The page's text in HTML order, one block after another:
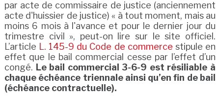
par acte de commissaire de justice (anciennement
acte d'huissier de justice) « à tout moment, mais au
moins 6 mois à l'avance et pour le dernier jour du
trimestre civil », peut-on lire sur le site officiel.
L’article L. 145-9 du Code de commerce stipule en
effet que le bail commercial cesse par l’effet d’un
congé. Le bail commercial 3-6-9 est résiliable à
chaque échéance triennale ainsi qu’en fin de bail
(échéance contractuelle).